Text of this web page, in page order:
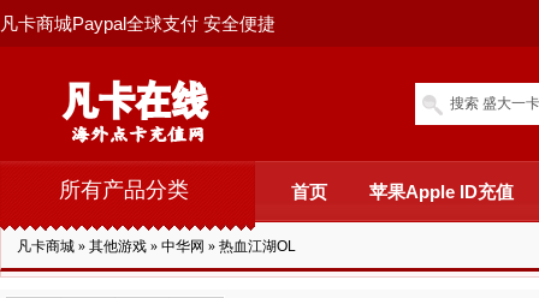
凡卡商城Paypal全球支付 安全便捷
搜索 盛大一
所有产品分类 首页 苹果Apple ID充值
凡卡商城 » 其他游戏 » 中华网 » 热血江湖OL